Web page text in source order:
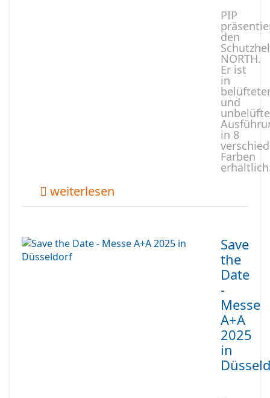
PIP
den
NORTH.
Er ist
in
und
in 8
Farben
weiterlesen
Save
the
Date
-
Messe
A+A
2025
in